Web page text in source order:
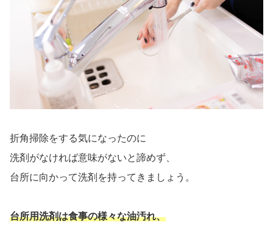
折角掃除をする気になったのに
洗剤がなければ意味がないと諦めず、
台所に向かって洗剤を持ってきましょう。
台所用洗剤は食事の様々な油汚れ、